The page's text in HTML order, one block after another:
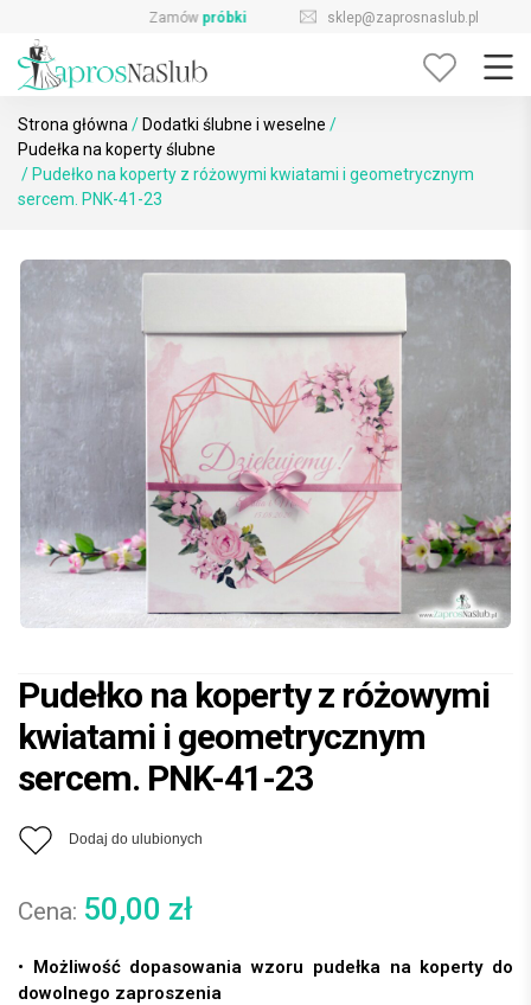
content
sklep@zaprosnaslub.pl 726-644-296
Strona główna / Dodatki ślubne i weselne /
Pudełka na koperty ślubne
/ Pudełko na koperty z różowymi kwiatami i geometrycznym
sercem. PNK-41-23
Pudełko na koperty z różowymi
kwiatami i geometrycznym
sercem. PNK-41-23
Dodaj do ulubionych
50,00 zł
• Możliwość dopasowania wzoru pudełka na koperty do
dowolnego zaproszenia